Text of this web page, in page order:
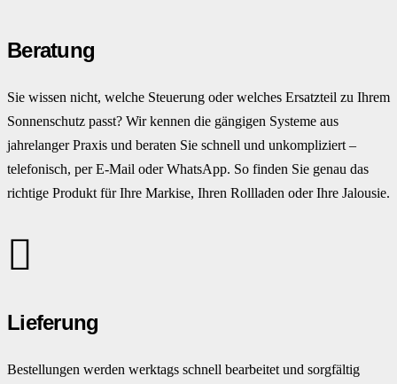
Beratung
Sie wissen nicht, welche Steuerung oder welches Ersatzteil zu Ihrem
Sonnenschutz passt? Wir kennen die gängigen Systeme aus
jahrelanger Praxis und beraten Sie schnell und unkompliziert –
telefonisch, per E-Mail oder WhatsApp. So finden Sie genau das
richtige Produkt für Ihre Markise, Ihren Rollladen oder Ihre Jalousie.
Lieferung
Bestellungen werden werktags schnell bearbeitet und sorgfältig